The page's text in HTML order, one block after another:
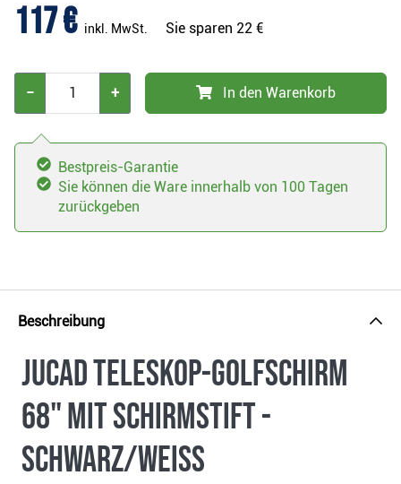
117 € inkl. MwSt. Sie sparen 22 €
− + In den Warenkorb
Bestpreis-Garantie
Sie können die Ware innerhalb von 100 Tagen
zurückgeben
Beschreibung
JuCad Teleskop-Golfschirm
68" mit Schirmstift -
schwarz/weiss